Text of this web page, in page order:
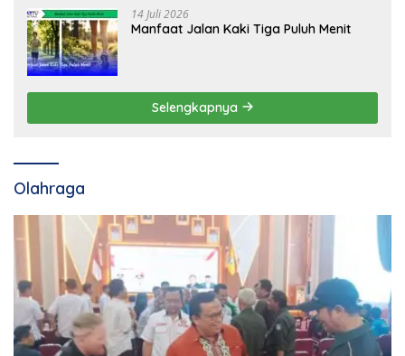
14 Juli 2026
Manfaat Jalan Kaki Tiga Puluh Menit
Selengkapnya
Olahraga